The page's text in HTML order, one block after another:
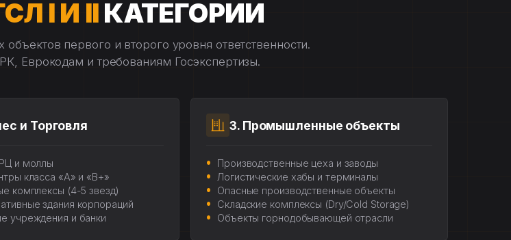
I И IIКАТЕГОРИИ
первого и второго уровня ответственности.
Еврокодам и требованиям Госэкспертизы.
и Торговля
и моллы
класса «А» и «В+»
комплексы (4-5 звезд)
здания корпораций
учреждения и банки
3. Промышленные объекты
Производственные цеха и заводы
Логистические хабы и терминалы
Опасные производственные объекты
Складские комплексы (Dry/Cold Storage)
Объекты горнодобывающей отрасли